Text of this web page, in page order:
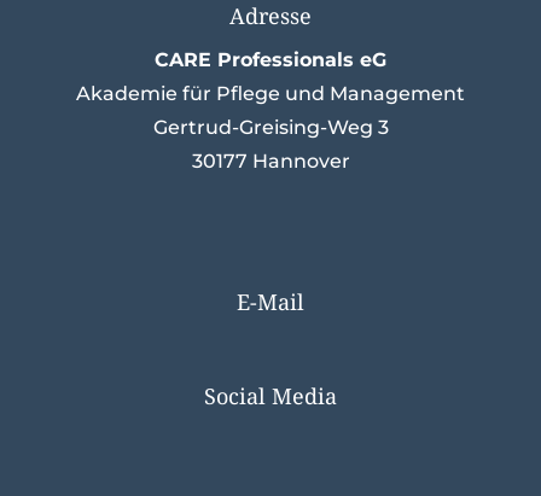
Adresse
CARE Professionals eG
Akademie für Pflege und Management
Gertrud-Greising-Weg 3
30177 Hannover
E-Mail
Social Media